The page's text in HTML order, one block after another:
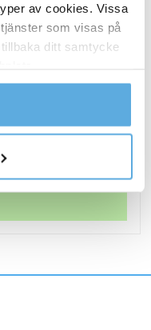
av cookies. Vissa
som visas på
ditt samtycke
vi är, hur du
A3 25/fp
nu